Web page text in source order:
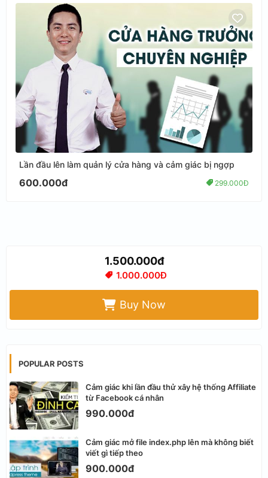
Lần đầu lên làm quản lý cửa hàng và cảm giác bị ngợp
600.000đ 299.000Đ
1.500.000đ
1.000.000Đ
Buy Now
POPULAR POSTS
Cảm giác khi lần đầu thử xây hệ thống Affiliate
từ Facebook cá nhân
990.000đ
Cảm giác mở file index.php lên mà không biết
viết gì tiếp theo
900.000đ